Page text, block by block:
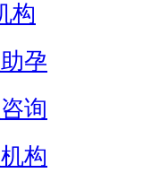
构
孕
询
构